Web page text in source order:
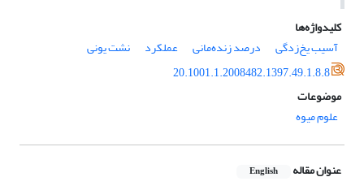
کلیدواژه‌ها
آسیب یخ‌زدگی
درصد زنده‌مانی عملکرد
نشت یونی
20.1001.1.2008482.1397.49.1.8.8
موضوعات
علوم میوه
عنوان مقاله English